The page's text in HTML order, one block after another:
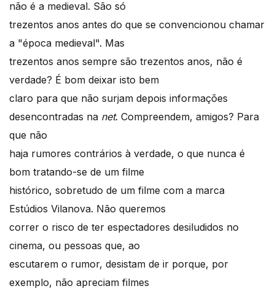
não é a medieval. São só
trezentos anos antes do que se convencionou chamar
a "época medieval". Mas
trezentos anos sempre são trezentos anos, não é
verdade? É bom deixar isto bem
claro para que não surjam depois informações
desencontradas na net. Compreendem, amigos? Para
que não
haja rumores contrários à verdade, o que nunca é
bom tratando-se de um filme
histórico, sobretudo de um filme com a marca
Estúdios Vilanova. Não queremos
correr o risco de ter espectadores desiludidos no
cinema, ou pessoas que, ao
escutarem o rumor, desistam de ir porque, por
exemplo, não apreciam filmes